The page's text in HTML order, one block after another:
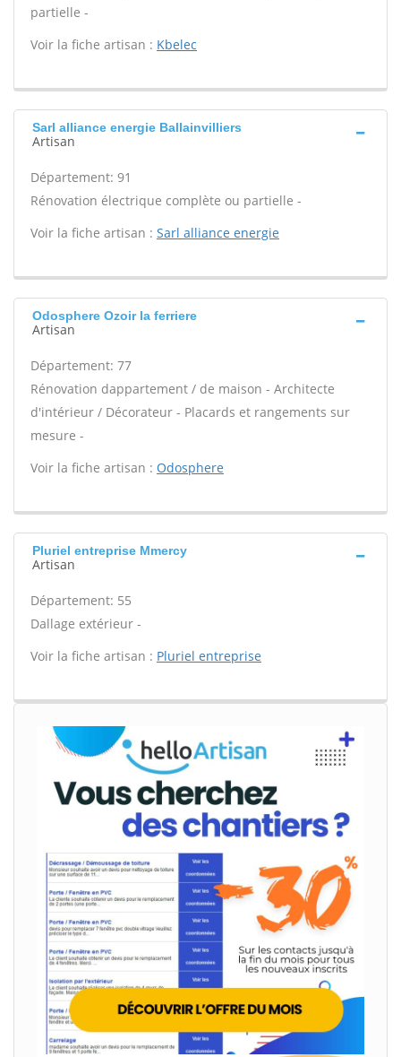
partielle -
Voir la fiche artisan : Kbelec
Sarl alliance energie Ballainvilliers
Artisan
Département: 91
Rénovation électrique complète ou partielle -
Voir la fiche artisan : Sarl alliance energie
Odosphere Ozoir la ferriere
Artisan
Département: 77
Rénovation dappartement / de maison - Architecte
d'intérieur / Décorateur - Placards et rangements sur
mesure -
Voir la fiche artisan : Odosphere
Pluriel entreprise Mmercy
Artisan
Département: 55
Dallage extérieur -
Voir la fiche artisan : Pluriel entreprise